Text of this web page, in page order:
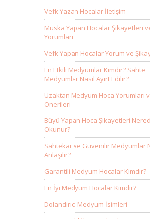
Vefk Yazan Hocalar İletişim
Muska Yapan Hocalar Şikayetleri
Yorumları
Vefk Yapan Hocalar Yorum ve
En Etkili Medyumlar Kimdir? Sahte
Medyumlar Nasıl Ayırt Edilir?
Uzaktan Medyum Hoca Yorumları
Önerileri
Büyü Yapan Hoca Şikayetleri
Okunur?
Sahtekar ve Güvenilir Medyumlar
Anlaşılır?
Garantili Medyum Hocalar Kimdir?
En İyi Medyum Hocalar Kimdir?
Dolandırıcı Medyum İsimleri